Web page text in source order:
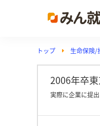
トップ 生命保険/
2006年卒
実際に企業に提